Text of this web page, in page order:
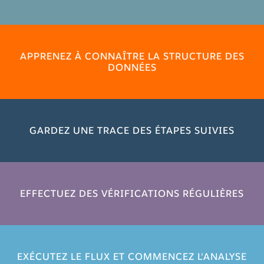
APPRENEZ À CONNAÎTRE LA STRUCTURE DES
DONNÉES
GARDEZ UNE TRACE DES ÉTAPES SUIVIES
EFFECTUEZ DES VÉRIFICATIONS RÉGULIÈRES
EXÉCUTEZ LE FLUX ET COMMENCEZ L'ANALYSE